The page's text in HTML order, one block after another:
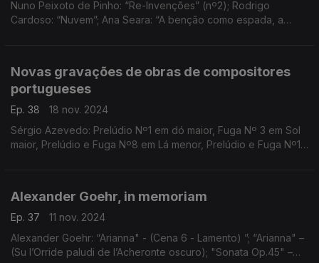
Nuno Peixoto de Pinho: “Re-Invenções” (nº2); Rodrigo
Cardoso: “Nuvem”; Ana Seara: “A benção como espada, a
Novas gravações de obras de compositores
portugueses
Ep. 38
18 nov. 2024
Sérgio Azevedo: Prelúdio Nº1 em dó maior, Fuga Nº 3 em Sol
maior, Prelúdio e Fuga Nº8 em Lá menor, Prelúdio e Fuga Nº19
Alexander Goehr, in memoriam
Ep. 37
11 nov. 2024
Alexander Goehr: “Arianna" - (Cena 6 - Lamento) ”; “Arianna" –
(Su l’Orride paludi de l’Acheronte oscuro); "Sonata Op.45" –